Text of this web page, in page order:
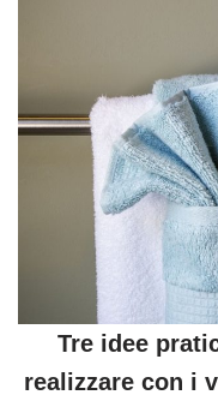
Tre idee
realizzare con i